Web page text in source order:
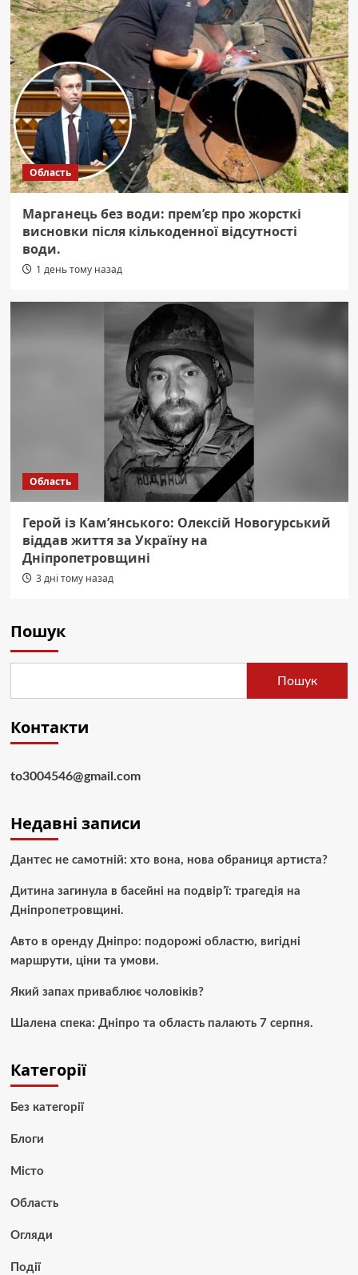
Область
Марганець без води: прем’єр про жорсткі
висновки після кількоденної відсутності
води.
1 день тому назад
Область
Герой із Кам’янського: Олексій Новогурський
віддав життя за Україну на
Дніпропетровщині
3 дні тому назад
Пошук
Пошук
Контакти
to3004546@gmail.com
Недавні записи
Дантес не самотній: хто вона, нова обраниця артиста?
Дитина загинула в басейні на подвір’ї: трагедія на
Дніпропетровщині.
Авто в оренду Дніпро: подорожі областю, вигідні
маршрути, ціни та умови.
Який запах приваблює чоловіків?
Шалена спека: Дніпро та область палають 7 серпня.
Категорії
Без категорії
Блоги
Місто
Область
Огляди
Події